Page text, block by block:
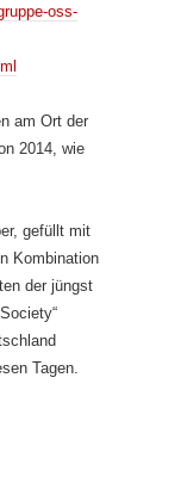
oss-
am Ort der
2014, wie
gefüllt mit
Kombination
der jüngst
Tagen.